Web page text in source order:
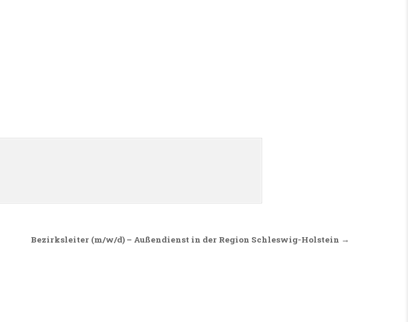
Bezirksleiter (m/w/d) – Außendienst in der Region Schleswig-Holstein →